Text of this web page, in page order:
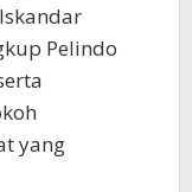
Pelindo
yang